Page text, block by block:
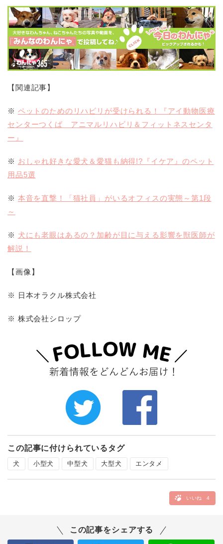
【関連記事】
※ ペットのためのリハビリが受けられる！『アイ動物医療
センターつくば アニマルリハビリ＆フィットネスセンタ
ー』
※ おしゃれ好きな愛犬＆愛猫も納得!?『イケア』のペット
用品5選
※ 本音を直撃！「猫社員」がいるオフィスの実態～第1段
～
※ 犬にも老眼はあるの？加齢が目に与える影響を獣医師が
解説！
【画像】
※ 日本オラクル株式会社
※ 株式会社シロップ
この記事に付けられているタグ
犬 小型犬 中型犬 大型犬 エンタメ
いいね 4
この記事をシェアする